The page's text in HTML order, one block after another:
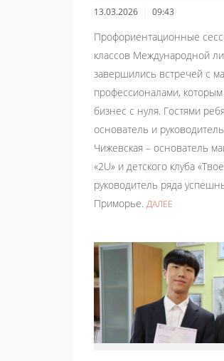
13.03.2026 09:43
Профориентационные
классов Международной
завершились встречей с
профессионалами,
бизнес с нуля. Гостями
основатель и
Чижевская – основатель
«2U» и детского клуба
руководитель ряда
Приморье. ДАЛЕЕ